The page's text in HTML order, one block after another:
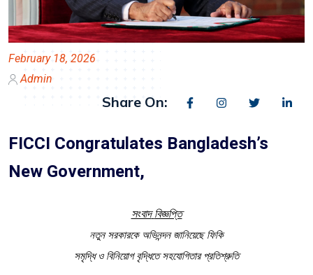
February 18, 2026
Admin
Share On:
FICCI Congratulates Bangladesh’s
New Government,
সংবাদ বিজ্ঞপ্তি
নতুন সরকারকে অভিনন্দন জানিয়েছে ফিকি
সমৃদ্ধি ও বিনিয়োগ বৃদ্ধিতে সহযোগিতার প্রতিশ্রুতি